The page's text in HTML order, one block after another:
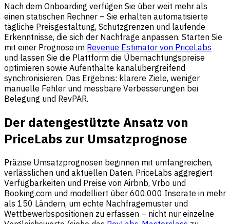
Nach dem Onboarding verfügen Sie über weit mehr als
einen statischen Rechner – Sie erhalten automatisierte
tägliche Preisgestaltung, Schutzgrenzen und laufende
Erkenntnisse, die sich der Nachfrage anpassen. Starten Sie
mit einer Prognose im Revenue Estimator von PriceLabs
und lassen Sie die Plattform die Übernachtungspreise
optimieren sowie Aufenthalte kanalübergreifend
synchronisieren. Das Ergebnis: klarere Ziele, weniger
manuelle Fehler und messbare Verbesserungen bei
Belegung und RevPAR.
Der datengestützte Ansatz von
PriceLabs zur Umsatzprognose
Präzise Umsatzprognosen beginnen mit umfangreichen,
verlässlichen und aktuellen Daten. PriceLabs aggregiert
Verfügbarkeiten und Preise von Airbnb, Vrbo und
Booking.com und modelliert über 600.000 Inserate in mehr
als 150 Ländern, um echte Nachfragemuster und
Wettbewerbspositionen zu erfassen – nicht nur einzelne